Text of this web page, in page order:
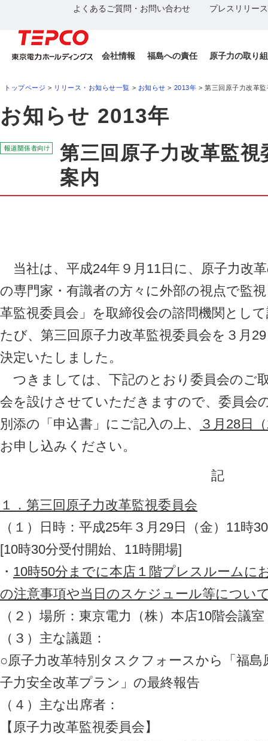
よくあるご質問・お問い合わせ プレスリリー
会社情報 福島への責任 原子力の取り
トップページ > リリース・お知らせ一覧 > お知らせ > 2013年 > 第三回原子力改革
お知らせ 2013年
第三回原子力改革監
案内
当社は、平成24年９月11日に、原子力改
の専門家・有識者の方々に外部の視点で監
革監視委員会」を取締役会の諮問機関とし
たび、第三回原子力改革監視委員会を３月
決定いたしました。
つきましては、下記のとおり委員会のご
会を設けさせていただきますので、委員会
別添の「申込書」にご記入の上、
３月28日
お申し込みください。
記
１．第三回原子力改革監視委員会
（１）日時：平成25年３月29日（金）11時
[10時30分受付開始、11時開場]
・ 10時50分までに本店１階プレスルームに
の注意事項や当日のスケジュール等につい
（２）場所：東京電力（株）本店10階会議室
（３）主な議題：
○原子力改革特別タスクフォースから「福
子力安全改革プラン」の最終報告
（４）主な出席者：
【原子力改革監視委員会】